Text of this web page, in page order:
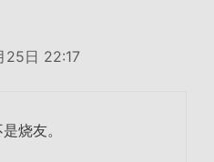
25日 22:17
烧友。